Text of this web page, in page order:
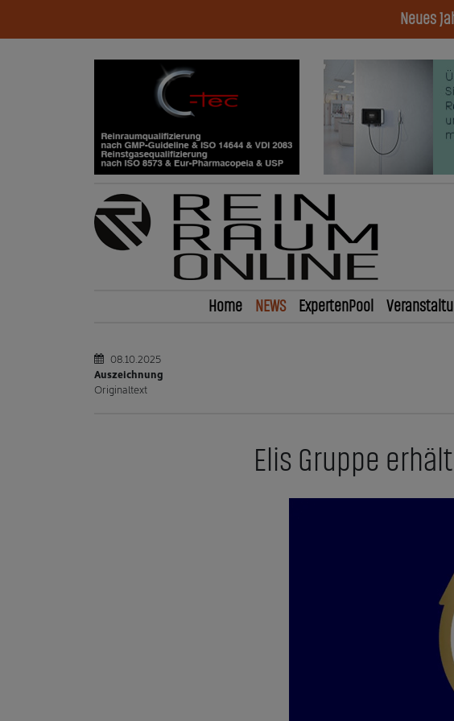
Neues
Home NEWS ExpertenPool
08.10.2025
Auszeichnung
Originaltext
Elis Gruppe